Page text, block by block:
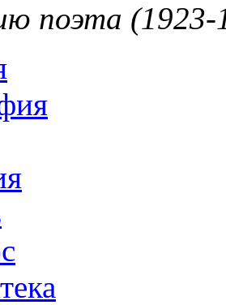
поэта (1923-